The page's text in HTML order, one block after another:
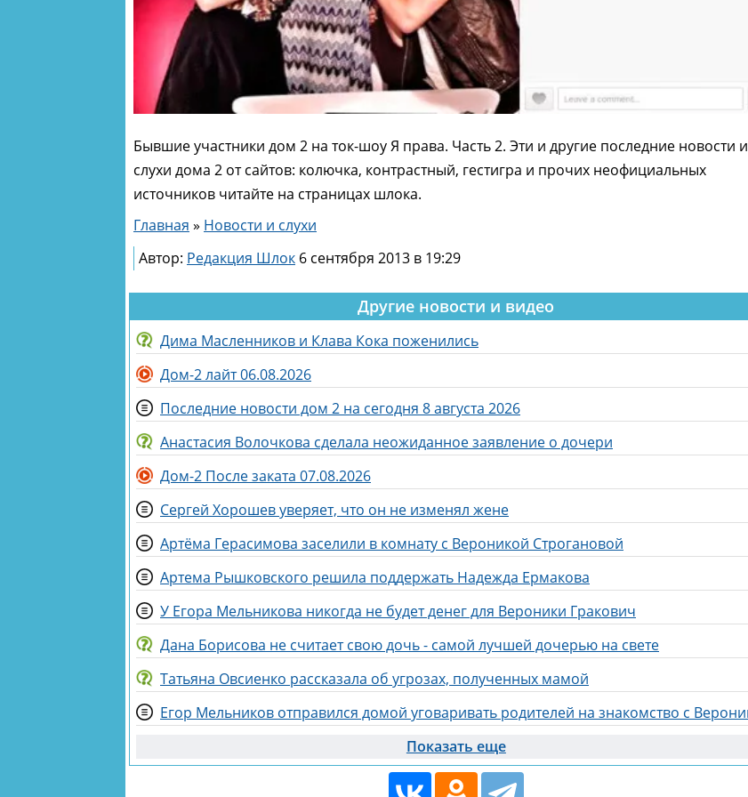
Бывшие участники дом 2 на ток-шоу Я права. Часть 2. Эти и другие последние новости и
слухи дома 2 от сайтов: колючка, контрастный, гестигра и прочих неофициальных
источников читайте на страницах шлока.
Главная » Новости и слухи
Автор: Редакция Шлок 6 сентября 2013 в 19:29
Другие новости и видео
Дима Масленников и Клава Кока поженились
Дом-2 лайт 06.08.2026
Последние новости дом 2 на сегодня 8 августа 2026
Анастасия Волочкова сделала неожиданное заявление о дочери
Дом-2 После заката 07.08.2026
Сергей Хорошев уверяет, что он не изменял жене
Артёма Герасимова заселили в комнату с Вероникой Строгановой
Артема Рышковского решила поддержать Надежда Ермакова
У Егора Мельникова никогда не будет денег для Вероники Гракович
Дана Борисова не считает свою дочь - самой лучшей дочерью на свете
Татьяна Овсиенко рассказала об угрозах, полученных мамой
Показать еще